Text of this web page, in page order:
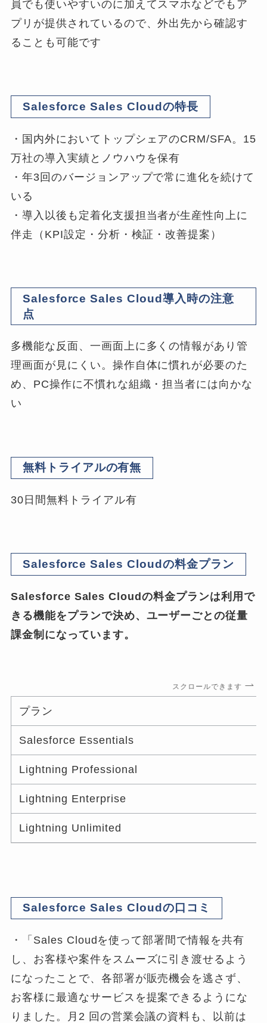
員でも使いやすいのに加えてスマホなどでもア
プリが提供されているので、外出先から確認す
ることも可能です
Salesforce Sales Cloudの特長
・国内外においてトップシェアのCRM/SFA。15
万社の導入実績とノウハウを保有
・年3回のバージョンアップで常に進化を続けて
いる
・導入以後も定着化支援担当者が生産性向上に
伴走（KPI設定・分析・検証・改善提案）
Salesforce Sales Cloud導入時の注意
点
多機能な反面、一画面上に多くの情報があり管
理画面が見にくい。操作自体に慣れが必要のた
め、PC操作に不慣れな組織・担当者には向かな
い
無料トライアルの有無
30日間無料トライアル有
Salesforce Sales Cloudの料金プラン
Salesforce Sales Cloudの料金プランは利用で
きる機能をプランで決め、ユーザーごとの従量
課金制になっています。
スクロールできます
プラン
Salesforce Essentials
Lightning Professional
Lightning Enterprise
Lightning Unlimited
Salesforce Sales Cloudの口コミ
・「Sales Cloudを使って部署間で情報を共有
し、お客様や案件をスムーズに引き渡せるよう
になったことで、各部署が販売機会を逃さず、
お客様に最適なサービスを提案できるようにな
りました。月2 回の営業会議の資料も、以前は